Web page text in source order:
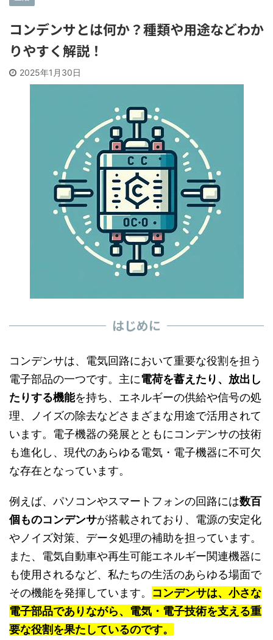
コンデンサとは何か？種類や用途などわか
りやすく解説！
2025年1月30日
はじめに
コンデンサは、電気回路において重要な役割を担う
電子部品の一つです。主に電荷を蓄えたり、放出し
たりする機能を持ち、エネルギーの供給や信号の処
理、ノイズの除去などさまざまな用途で活用されて
います。電子機器の発展とともにコンデンサの技術
も進化し、現代のあらゆる電気・電子機器に不可欠
な存在となっています。
例えば、パソコンやスマートフォンの回路には数百
個ものコンデンサが搭載されており、電源の安定化
やノイズ対策、データ処理の補助を担っています。
また、電気自動車や再生可能エネルギー関連機器に
も使用されるなど、私たちの生活のあらゆる場面で
その機能を発揮しています。 コンデンサは、小さな
電子部品でありながら、電気・電子技術を支える重
要な役割を果たしているのです。